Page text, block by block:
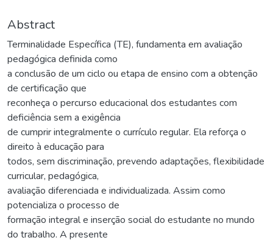
Abstract
Terminalidade Específica (TE), fundamenta em avaliação
pedagógica definida como
a conclusão de um ciclo ou etapa de ensino com a obtenção
de certificação que
reconheça o percurso educacional dos estudantes com
deficiência sem a exigência
de cumprir integralmente o currículo regular. Ela reforça o
direito à educação para
todos, sem discriminação, prevendo adaptações, flexibilidade
curricular, pedagógica,
avaliação diferenciada e individualizada. Assim como
potencializa o processo de
formação integral e inserção social do estudante no mundo
do trabalho. A presente